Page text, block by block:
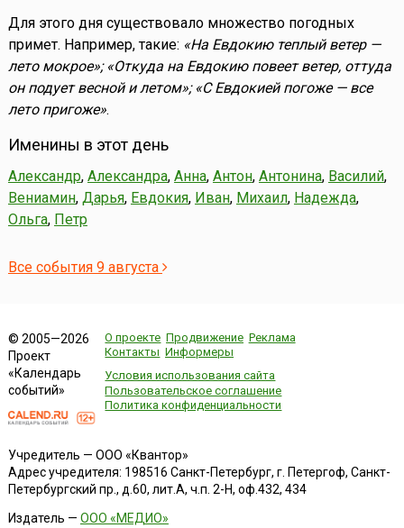
Для этого дня существовало множество погодных
примет. Например, такие: «На Евдокию теплый ветер —
лето мокрое»; «Откуда на Евдокию повеет ветер, оттуда
он подует весной и летом»; «С Евдокией погоже — все
лето пригоже».
Именины в этот день
Александр, Александра, Анна, Антон, Антонина, Василий,
Вениамин, Дарья, Евдокия, Иван, Михаил, Надежда,
Ольга, Петр
Все события 9 августа
© 2005—2026
Проект
«Календарь
событий»
О проекте Продвижение Реклама
Контакты Информеры
Условия использования сайта
Пользовательское соглашение
Политика конфиденциальности
Учредитель — ООО «Квантор»
Адрес учредителя: 198516 Санкт-Петербург, г. Петергоф, Санкт-
Петербургский пр., д.60, лит.А, ч.п. 2-Н, оф.432, 434
Издатель — ООО «МЕДИО»